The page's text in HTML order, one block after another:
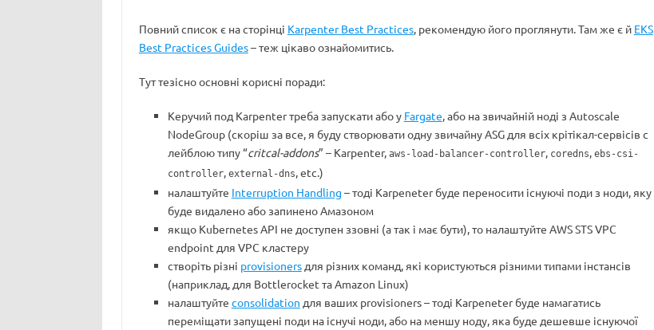
Повний список є на сторінці Karpenter Best Practices, рекомендую його проглянути. Там же є й EKS
Best Practices Guides– теж цікаво ознайомитись.
Тут тезісно основні корисні поради:
Керучий под Karpenter треба запускати або у Fargate, або на звичайній ноді з Autoscale
NodeGroup (скоріш за все, я буду створювати одну звичайну ASG для всіх крітікал-сервісів с
лейблою типу “critcal-addons” – Karpenter, aws-load-balancer-controller, coredns, ebs-csi-
controller, external-dns, etc.)
налаштуйте Interruption Handling – тоді Karpeneter буде переносити існуючі поди з ноди, яку
буде видалено або запинено Амазоном
якщо Kubernetes API не доступен ззовні (а так і має бути), то налаштуйте AWS STS VPC
endpoint для VPC кластеру
створіть різні provisionersдля різних команд, які користуються різними типами інстансів
(наприклад, для Bottlerocket та Amazon Linux)
налаштуйте consolidation для ваших provisioners – тоді Karpeneter буде намагатись
переміщати запущені поди на існучі ноди, або на меншу ноду, яка буде дешевше існуючої